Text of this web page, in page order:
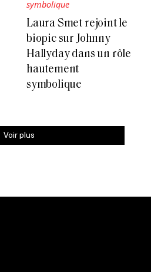
Laura Smet rejoint le
biopic sur Johnny
Hallyday dans un rôle
hautement
symbolique
Voir plus